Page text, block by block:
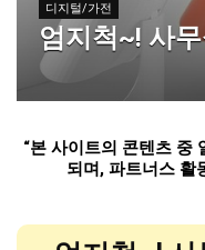
디지털/가전
엄지척~! 사
“본 사이트의 콘텐츠 중
되며, 파트너스 활